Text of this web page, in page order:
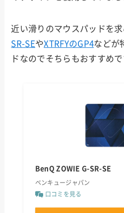
近い滑りのマウスパッドを求
SR-SEやXTRFYのGP4などが
ドなのでそちらもおすすめで
BenQ ZOWIE G-SR-SE
ベンキュージャパン
口コミを見る